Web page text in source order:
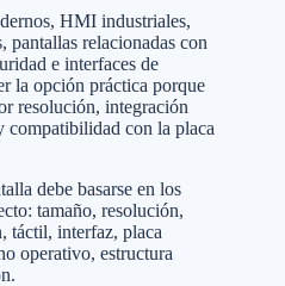
HMI industriales,
pantallas relacionadas con
e interfaces de
la opción práctica porque
resolución, integración
con la placa
debe basarse en los
tamaño, resolución,
táctil, interfaz, placa
operativo, estructura